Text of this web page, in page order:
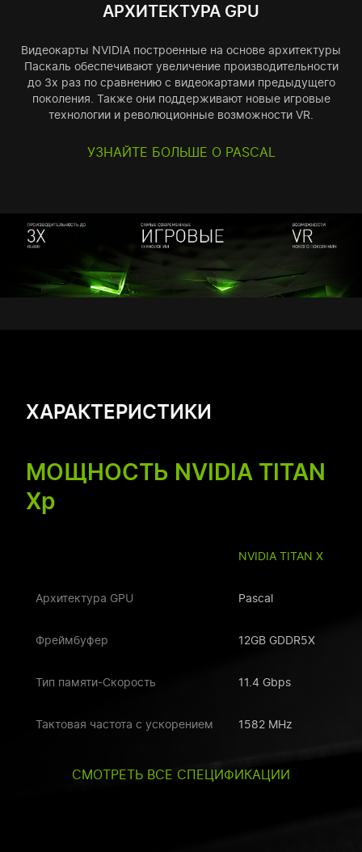
АРХИТЕКТУРА GPU
Видеокарты NVIDIA построенные на основе архитектуры
Паскаль обеспечивают увеличение производительности
до 3х раз по сравнению с видеокартами предыдущего
поколения. Также они поддерживают новые игровые
технологии и революционные возможности VR.
УЗНАЙТЕ БОЛЬШЕ О PASCAL
ХАРАКТЕРИСТИКИ
МОЩНОСТЬ NVIDIA TITAN
Xp
NVIDIA TITAN X
Архитектура GPU Pascal
Фреймбуфер 12GB GDDR5X
Тип памяти-Скорость 11.4 Gbps
Тактовая частота с ускорением 1582 MHz
СМОТРЕТЬ ВСЕ СПЕЦИФИКАЦИИ